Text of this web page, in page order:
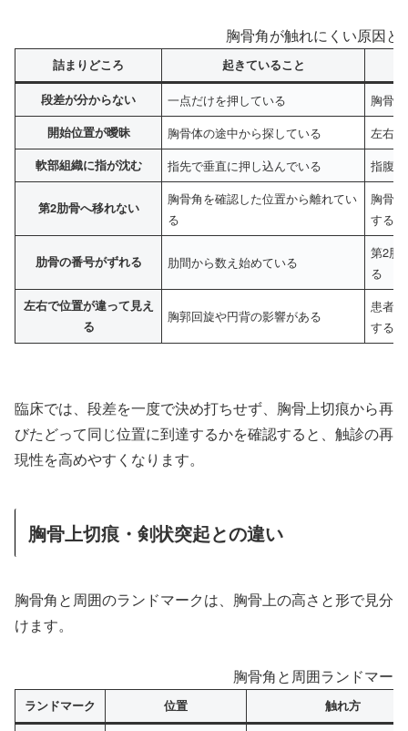
胸骨角が触れにくい原因と
詰まりどころ 起きていること
段差が分からない 一点だけを押している 胸骨
開始位置が曖昧 胸骨体の途中から探している 左右
軟部組織に指が沈む 指先で垂直に押し込んでいる 指腹
第2肋骨へ移れない
胸骨角を確認した位置から離れてい
る
胸骨
する
肋骨の番号がずれる 肋間から数え始めている
第2肋
る
左右で位置が違って見え
る
胸郭回旋や円背の影響がある
患者
する
臨床では、段差を一度で決め打ちせず、胸骨上切痕から再
びたどって同じ位置に到達するかを確認すると、触診の再
現性を高めやすくなります。
胸骨上切痕・剣状突起との違い
胸骨角と周囲のランドマークは、胸骨上の高さと形で見分
けます。
胸骨角と周囲ランドマー
ランドマーク 位置 触れ方